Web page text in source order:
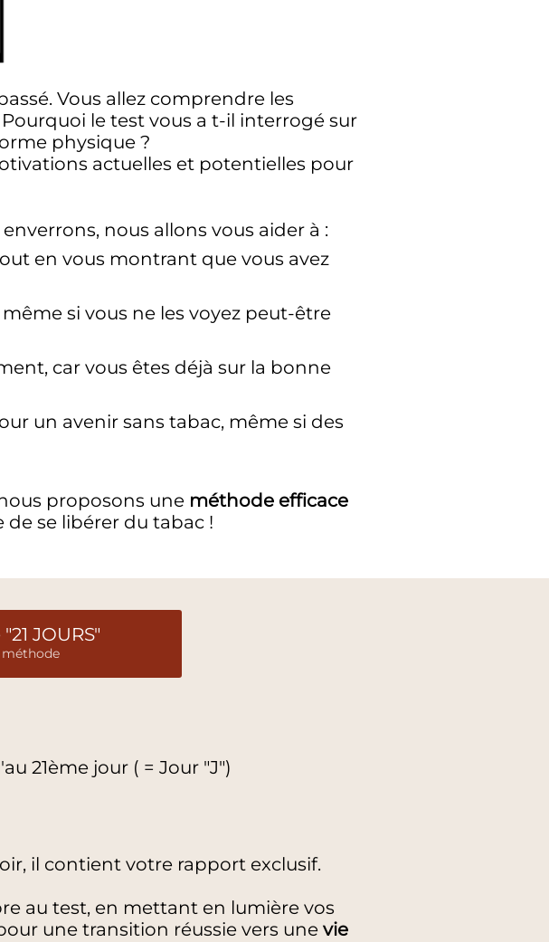
Vous allez comprendre les
le test vous a t-il interrogé sur
physique ?
actuelles et potentielles pour
nous allons vous aider à :
en vous montrant que vous avez
si vous ne les voyez peut-être
car vous êtes déjà sur la bonne
un avenir sans tabac, même si des
proposons une méthode efficace
de se libérer du tabac !
JOURS"
21ème jour ( = Jour "J")
il contient votre rapport exclusif.
au test, en mettant en lumière vos
une transition réussie vers une vie